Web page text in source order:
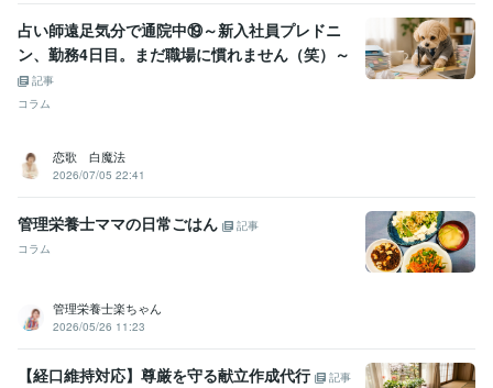
占い師遠足気分で通院中⑲～新入社員プレドニ
ン、勤務4日目。まだ職場に慣れません（笑）～
記事
コラム
恋歌 白魔法
2026/07/05 22:41
管理栄養士ママの日常ごはん
記事
コラム
管理栄養士楽ちゃん
2026/05/26 11:23
【経口維持対応】尊厳を守る献立作成代行
記事